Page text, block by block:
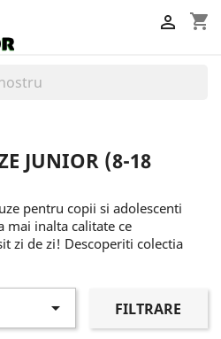
shopping_cart

JUNIOR (8-18
pentru copii si adolescenti
mai inalta calitate ce
zi de zi! Descoperiti colectia
 FILTRARE